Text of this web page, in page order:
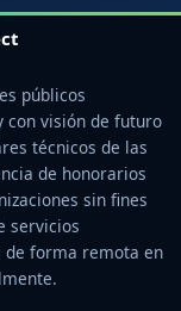
públicos
con visión de futuro
técnicos de las
de honorarios
sin fines
servicios
de forma remota en